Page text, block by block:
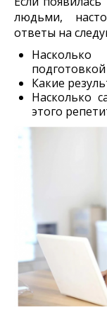
людьми,
ответы на
Какие
Насколько
этого